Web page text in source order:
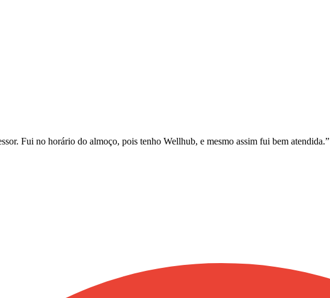
Fui no horário do almoço, pois tenho Wellhub, e mesmo assim fui bem atendida.”